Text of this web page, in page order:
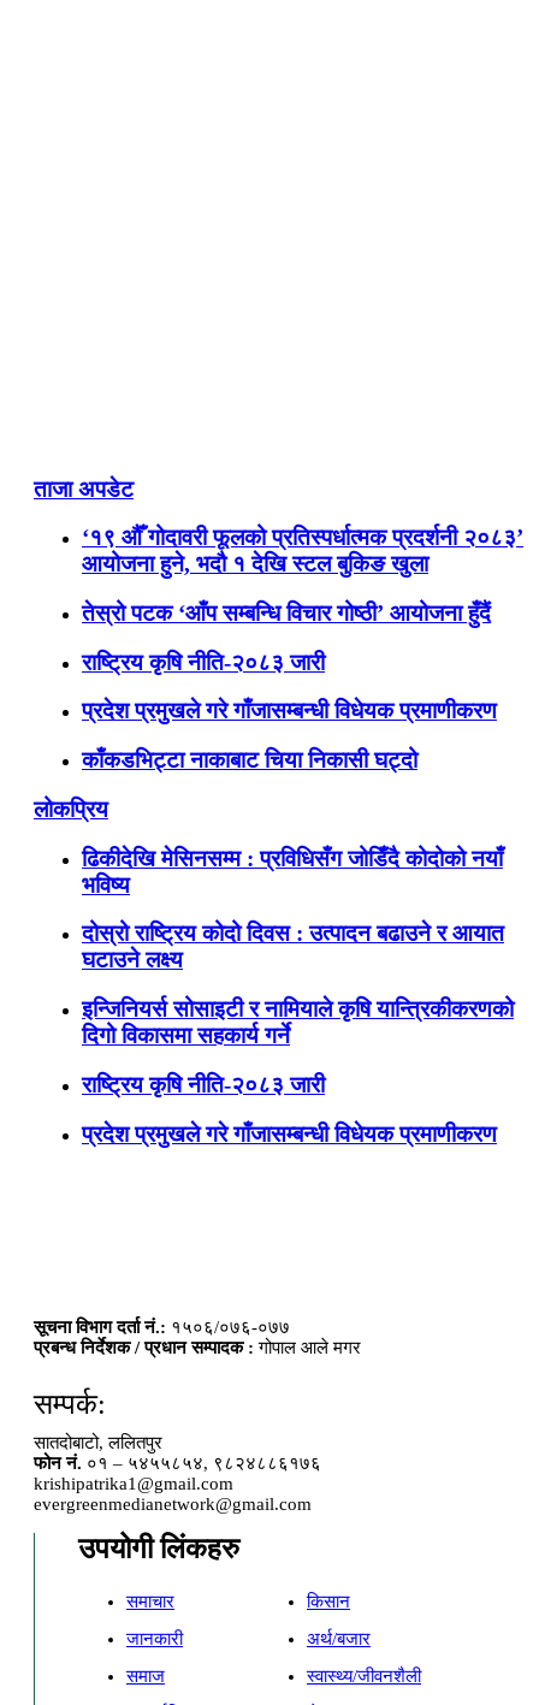
ताजा अपडेट
‘१९ औँ गोदावरी फूलको प्रतिस्पर्धात्मक प्रदर्शनी २०८३’
आयोजना हुने, भदौ १ देखि स्टल बुकिङ खुला
तेस्रो पटक ‘आँप सम्बन्धि विचार गोष्ठी’ आयोजना हुँदैं
राष्ट्रिय कृषि नीति-२०८३ जारी
प्रदेश प्रमुखले गरे गाँजासम्बन्धी विधेयक प्रमाणीकरण
काँकडभिट्टा नाकाबाट चिया निकासी घट्दो
लोकप्रिय
ढिकीदेखि मेसिनसम्म : प्रविधिसँग जोडिँदै कोदोको नयाँ
भविष्य
दोस्रो राष्ट्रिय कोदो दिवस : उत्पादन बढाउने र आयात
घटाउने लक्ष्य
इन्जिनियर्स सोसाइटी र नामियाले कृषि यान्त्रिकीकरणको
दिगो विकासमा सहकार्य गर्ने
राष्ट्रिय कृषि नीति-२०८३ जारी
प्रदेश प्रमुखले गरे गाँजासम्बन्धी विधेयक प्रमाणीकरण
सूचना विभाग दर्ता नं.: १५०६/०७६-०७७
प्रबन्ध निर्देशक / प्रधान सम्पादक : गोपाल आले मगर
सम्पर्क:
सातदोबाटो, ललितपुर
फोन नं. ०१ – ५४५५८५४, ९८२४८८६१७६
krishipatrika1@gmail.com
evergreenmedianetwork@gmail.com
उपयोगी लिंकहरु
समाचार
किसान
जानकारी
अर्थ/बजार
समाज
स्वास्थ्य/जीवनशैली